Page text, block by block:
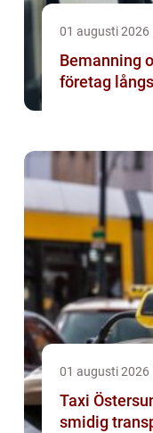
01 augusti 2026
Bemanning
företag
01 augusti 2026
Taxi Östersund så hittar du
smidig